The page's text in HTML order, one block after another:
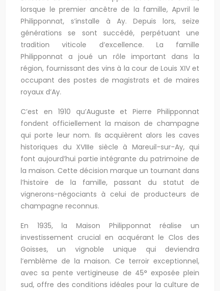
lorsque le premier ancêtre de la famille, Apvril le
Philipponnat, s’installe à Ay. Depuis lors, seize
générations se sont succédé, perpétuant une
tradition viticole d’excellence. La famille
Philipponnat a joué un rôle important dans la
région, fournissant des vins à la cour de Louis XIV et
occupant des postes de magistrats et de maires
royaux d’Ay.
C’est en 1910 qu’Auguste et Pierre Philipponnat
fondent officiellement la maison de champagne
qui porte leur nom. Ils acquièrent alors les caves
historiques du XVIIIe siècle à Mareuil-sur-Ay, qui
font aujourd’hui partie intégrante du patrimoine de
la maison. Cette décision marque un tournant dans
l’histoire de la famille, passant du statut de
vignerons-négociants à celui de producteurs de
champagne reconnus.
En 1935, la Maison Philipponnat réalise un
investissement crucial en acquérant le Clos des
Goisses, un vignoble unique qui deviendra
l’emblème de la maison. Ce terroir exceptionnel,
avec sa pente vertigineuse de 45° exposée plein
sud, offre des conditions idéales pour la culture de